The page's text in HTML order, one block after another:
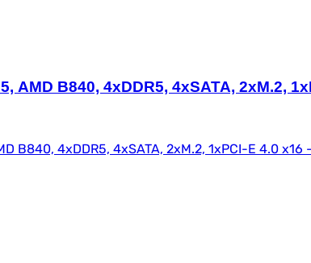
AMD B840, 4xDDR5, 4xSATA, 2xM.2,